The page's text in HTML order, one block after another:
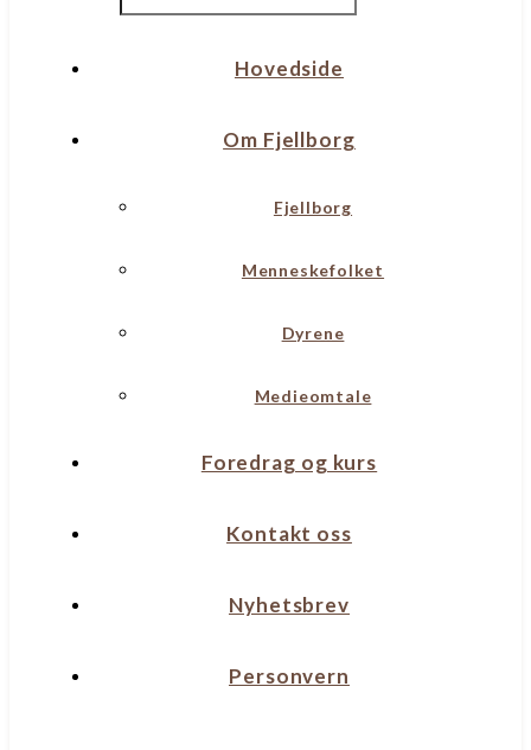
Hovedside
Om Fjellborg
Fjellborg
Menneskefolket
Dyrene
Medieomtale
Foredrag og kurs
Kontakt oss
Nyhetsbrev
Personvern